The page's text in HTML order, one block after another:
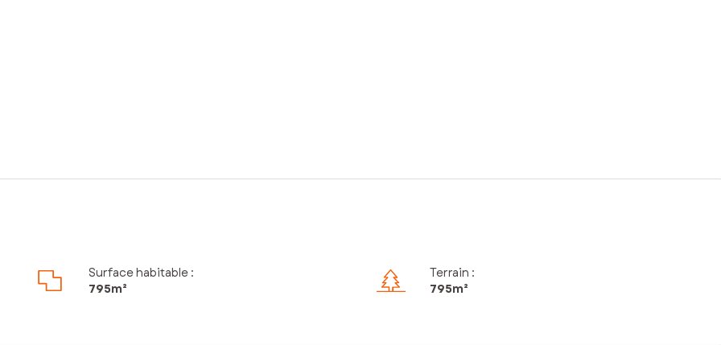
Surface habitable :
795m²
Terrain :
795m²